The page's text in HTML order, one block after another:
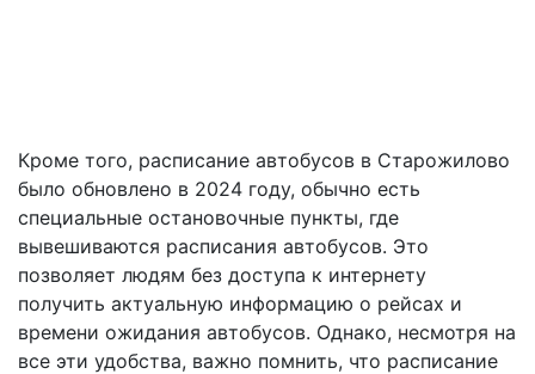
Кроме того, расписание автобусов в Старожилово
было обновлено в 2024 году, обычно есть
специальные остановочные пункты, где
вывешиваются расписания автобусов. Это
позволяет людям без доступа к интернету
получить актуальную информацию о рейсах и
времени ожидания автобусов. Однако, несмотря на
все эти удобства, важно помнить, что расписание